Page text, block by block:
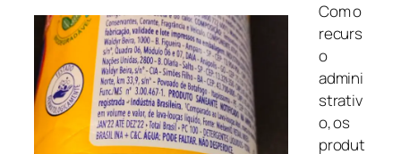
Com o
recurs
o
admini
strativ
o, os
produt